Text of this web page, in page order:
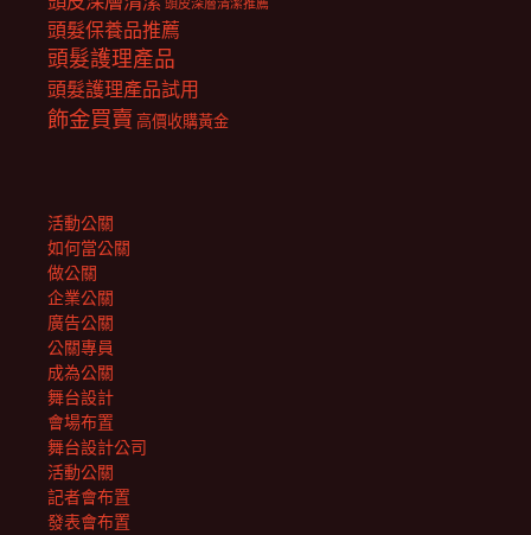
頭皮深層清潔推薦
頭髮保養品推薦
頭髮護理產品
頭髮護理產品試用
飾金買賣 高價收購黃金
活動公關
如何當公關
做公關
企業公關
廣告公關
公關專員
成為公關
舞台設計
會場布置
舞台設計公司
活動公關
記者會布置
發表會布置